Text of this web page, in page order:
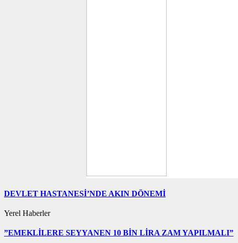
DEVLET HASTANESİ’NDE AKIN DÖNEMİ
Yerel Haberler
”EMEKLİLERE SEYYANEN 10 BİN LİRA ZAM YAPILMALI”